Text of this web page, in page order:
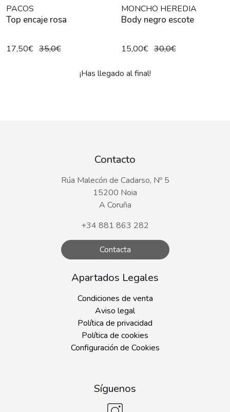
PACOS
Top encaje rosa
17,50€ 35,0€
MONCHO HEREDIA
Body negro escote
15,00€ 30,0€
¡Has llegado al final!
Contacto
Rúa Malecón de Cadarso, Nº 5
15200 Noia
A Coruña
+34 881 863 282
Contacta
Apartados Legales
Condiciones de venta
Aviso legal
Política de privacidad
Política de cookies
Configuración de Cookies
Síguenos